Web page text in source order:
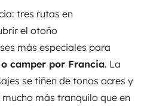
tres rutas en
el otoño
más especiales para
camper por Francia. La
se tiñen de tonos ocres y
más tranquilo que en